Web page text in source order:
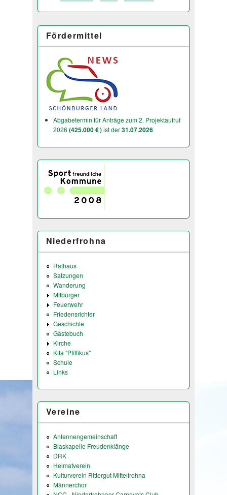
Fördermittel
Abgabetermin für Anträge zum 2. Projektaufruf
2026 (425.000 € )ist der31.07.2026
Niederfrohna
Rathaus
Satzungen
Wanderung
Mitbürger
Feuerwehr
Friedensrichter
Geschichte
Gästebuch
Kirche
Kita "Pfiffikus"
Schule
Links
Vereine
Antennengemeinschaft
Blaskapelle Freudenklänge
DRK
Heimatverein
Kulturverein Rittergut Mittelfrohna
Männerchor